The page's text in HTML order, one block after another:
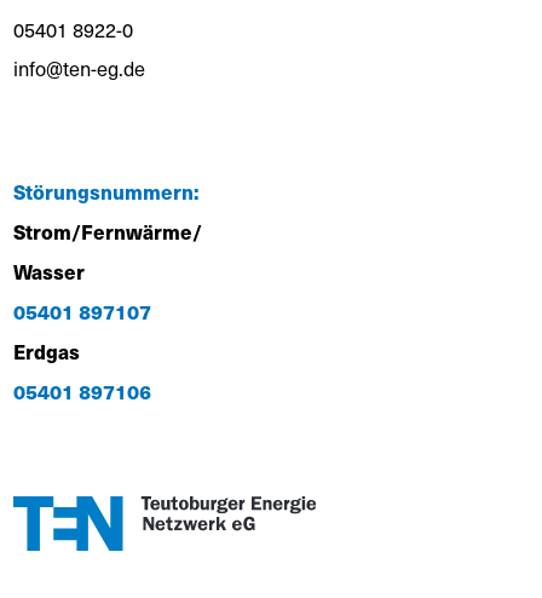
05401 8922-0
info@ten-eg.de
Störungsnummern:
Strom/Fernwärme/
Wasser
05401 897107
Erdgas
05401 897106